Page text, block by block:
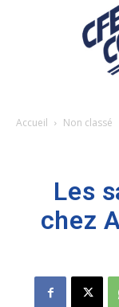
Accueil Non classé
Les
chez